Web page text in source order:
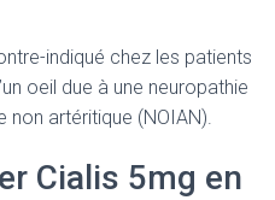
indiqué chez les patients
oeil due à une neuropathie
non artéritique (NOIAN).
Cialis 5mg en